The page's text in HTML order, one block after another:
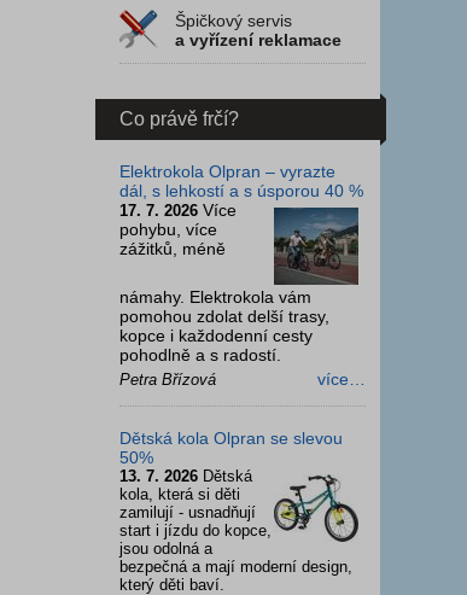
Špičkový servis
a vyřízení reklamace
Co právě frčí?
Elektrokola Olpran – vyrazte
dál, s lehkostí a s úsporou 40 %
17. 7. 2026 Více
pohybu, více
zážitků, méně
námahy. Elektrokola vám
pomohou zdolat delší trasy,
kopce i každodenní cesty
pohodlně a s radostí.
Petra Břízová více…
Dětská kola Olpran se slevou
50%
13. 7. 2026 Dětská
kola, která si děti
zamilují - usnadňují
start i jízdu do kopce,
jsou odolná a
bezpečná a mají moderní design,
který děti baví.